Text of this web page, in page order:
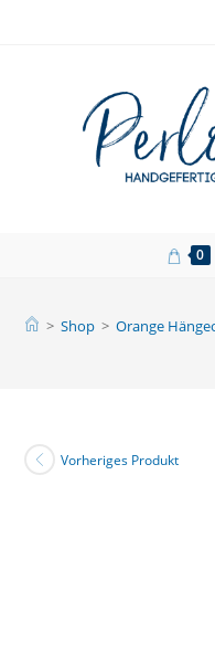
0
> Shop > Orange
Vorheriges Produkt